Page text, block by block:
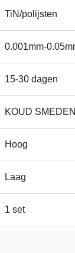
TiN/polijsten
0.001mm-
15-30 dagen
KOUD
Hoog
Laag
1 set